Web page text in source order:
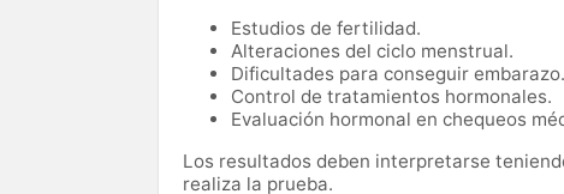
Estudios de fertilidad.
Alteraciones del ciclo menstrual.
Dificultades para conseguir embarazo.
Control de tratamientos hormonales.
Evaluación hormonal en chequeos
Los resultados deben interpretarse
realiza la prueba.